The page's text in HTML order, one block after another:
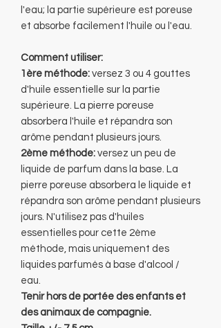
l'eau; la partie supérieure est poreuse
et absorbe facilement l'huile ou l'eau.
Comment utiliser:
1ère méthode: versez 3 ou 4 gouttes
d'huile essentielle sur la partie
supérieure. La pierre poreuse
absorbera l'huile et répandra son
arôme pendant plusieurs jours.
2ème méthode: versez un peu de
liquide de parfum dans la base. La
pierre poreuse absorbera le liquide et
répandra son arôme pendant plusieurs
jours. N'utilisez pas d'huiles
essentielles pour cette 2ème
méthode, mais uniquement des
liquides parfumés à base d'alcool /
eau.
Tenir hors de portée des enfants et
des animaux de compagnie.